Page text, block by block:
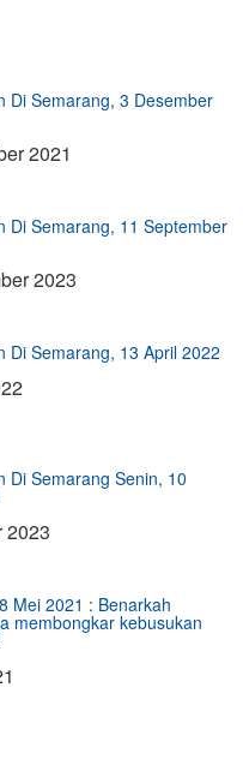
Di Semarang, 3 Desember
2021
Di Semarang, 11 September
2023
Di Semarang, 13 April 2022
Di Semarang Senin, 10
2023
Mei 2021 : Benarkah
membongkar kebusukan